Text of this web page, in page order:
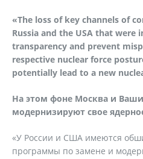
«The loss of key channels of
Russia and the USA that
transparency and prevent
respective nuclear force
potentially lead to a new
На этом фоне Москва и
модернизируют свое
«У России и США имеются
программы по замене и